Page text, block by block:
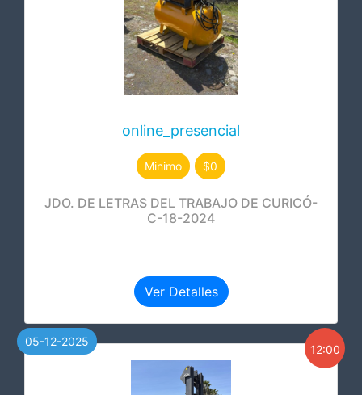
online_presencial
Minimo $0
JDO. DE LETRAS DEL TRABAJO DE CURICÓ-
C-18-2024
Ver Detalles
05-12-2025
12:00